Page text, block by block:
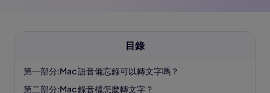
目錄
第一部分:Mac 語音備忘錄可以轉文字嗎？
第二部分:Mac 錄音檔怎麼轉文字？